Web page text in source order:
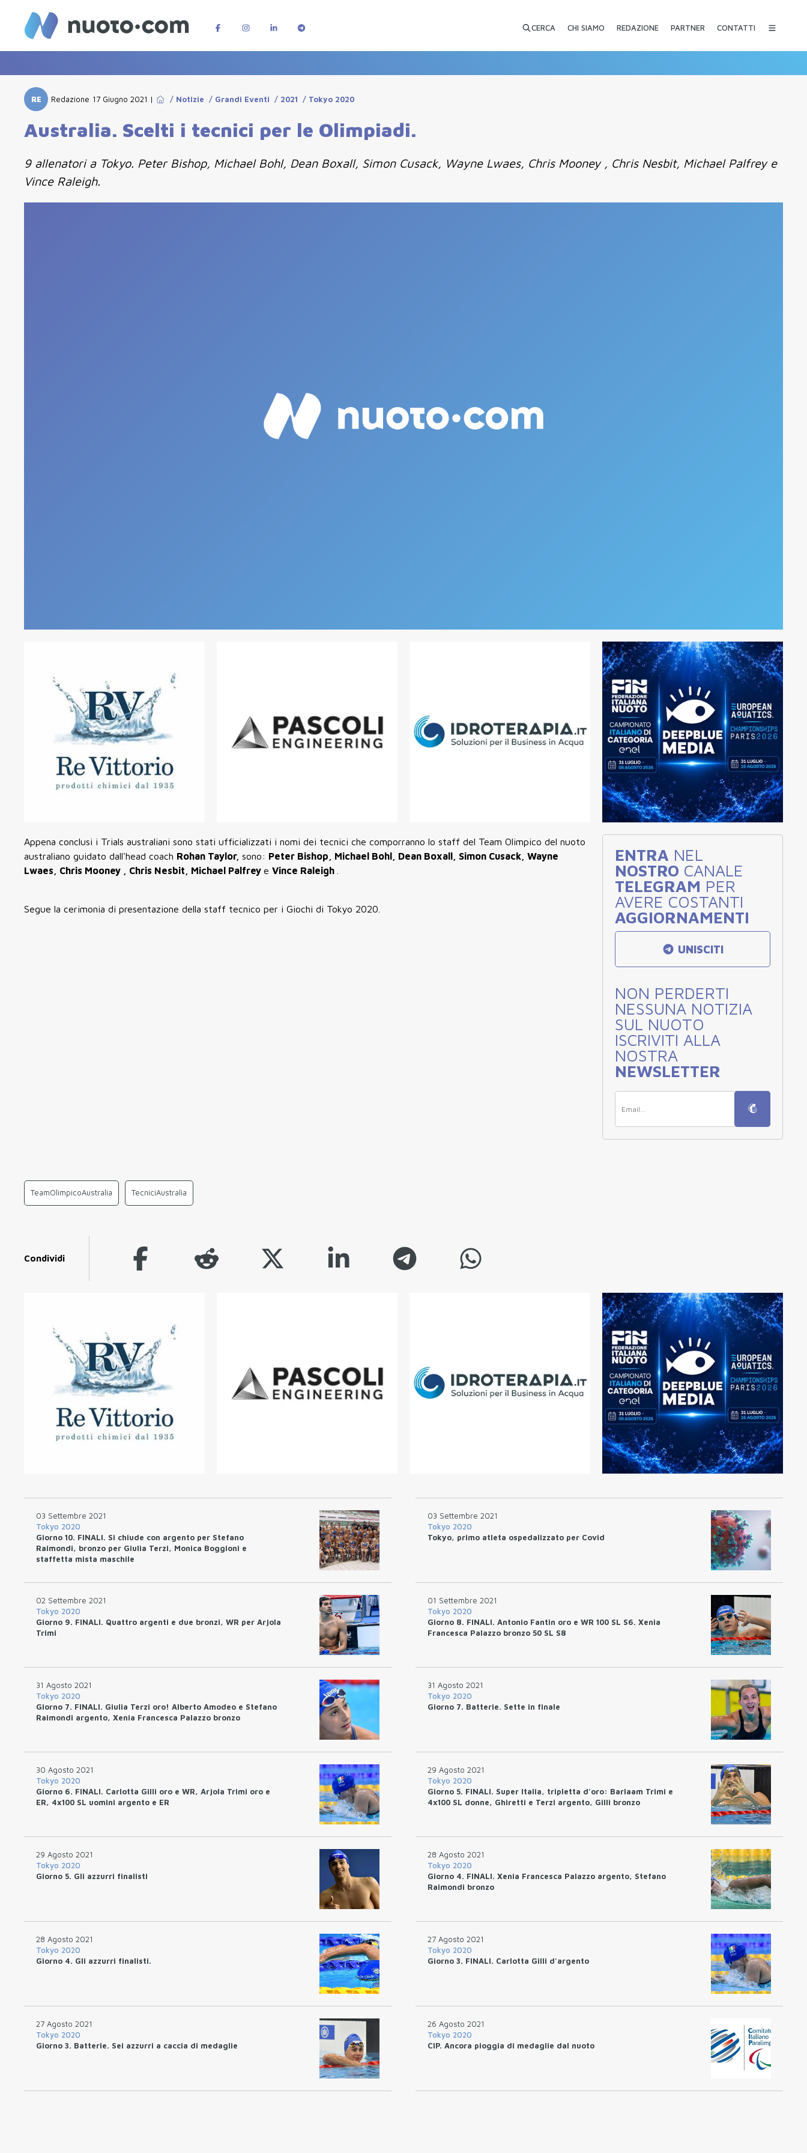
CERCA CHI SIAMO REDAZIONE PARTNER CONTATTI
RE Redazione 17 Giugno 2021 | / Notizie / Grandi Eventi / 2021 / Tokyo 2020
Australia. Scelti i tecnici per le Olimpiadi.
9 allenatori a Tokyo. Peter Bishop, Michael Bohl, Dean Boxall, Simon Cusack, Wayne Lwaes, Chris Mooney , Chris Nesbit, Michael Palfrey e
Vince Raleigh.
Appena conclusi i Trials australiani sono stati ufficializzati i nomi dei tecnici che comporranno lo staff del Team Olimpico del nuoto
australiano guidato dall'head coach Rohan Taylor, sono: Peter Bishop, Michael Bohl, Dean Boxall, Simon Cusack, Wayne
Lwaes, Chris Mooney , Chris Nesbit, Michael Palfrey e Vince Raleigh
Segue la cerimonia di presentazione della staff tecnico per i Giochi di Tokyo 2020.
ENTRA NEL
NOSTRO CANALE
TELEGRAM PER
AVERE COSTANTI
AGGIORNAMENTI
UNISCITI
NON PERDERTI
NESSUNA NOTIZIA
SUL NUOTO
ISCRIVITI ALLA
NOSTRA
NEWSLETTER
TeamOlimpicoAustralia TecniciAustralia
Condividi
03 Settembre 2021
Tokyo 2020
Giorno 10. FINALI. Si chiude con argento per Stefano
Raimondi, bronzo per Giulia Terzi, Monica Boggioni e
staffetta mista maschile
03 Settembre 2021
Tokyo 2020
Tokyo, primo atleta ospedalizzato per Covid
02 Settembre 2021
Tokyo 2020
Giorno 9. FINALI. Quattro argenti e due bronzi, WR per Arjola
Trimi
01 Settembre 2021
Tokyo 2020
Giorno 8. FINALI. Antonio Fantin oro e WR 100 SL S6. Xenia
Francesca Palazzo bronzo 50 SL S8
31 Agosto 2021
Tokyo 2020
Giorno 7. FINALI. Giulia Terzi oro! Alberto Amodeo e Stefano
Raimondi argento, Xenia Francesca Palazzo bronzo
31 Agosto 2021
Tokyo 2020
Giorno 7. Batterie. Sette in finale
30 Agosto 2021
Tokyo 2020
Giorno 6. FINALI. Carlotta Gilli oro e WR, Arjola Trimi oro e
ER, 4x100 SL uomini argento e ER
29 Agosto 2021
Tokyo 2020
Giorno 5. FINALI. Super Italia, tripletta d'oro: Barlaam Trimi e
4x100 SL donne, Ghiretti e Terzi argento, Gilli bronzo
29 Agosto 2021
Tokyo 2020
Giorno 5. Gli azzurri finalisti
28 Agosto 2021
Tokyo 2020
Giorno 4. FINALI. Xenia Francesca Palazzo argento, Stefano
Raimondi bronzo
28 Agosto 2021
Tokyo 2020
Giorno 4. Gli azzurri finalisti.
27 Agosto 2021
Tokyo 2020
Giorno 3. FINALI. Carlotta Gilli d'argento
27 Agosto 2021
Tokyo 2020
Giorno 3. Batterie. Sei azzurri a caccia di medaglie
26 Agosto 2021
Tokyo 2020
CIP. Ancora pioggia di medaglie dal nuoto